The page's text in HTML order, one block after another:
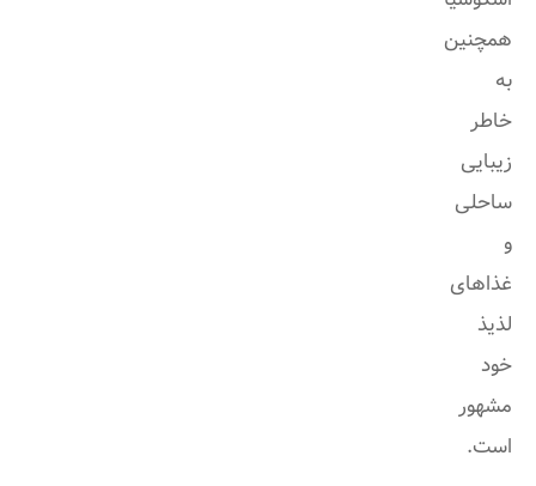
همچنین
به
خاطر
زیبایی
ساحلی
غذاهای
لذیذ
خود
مشهور
است.